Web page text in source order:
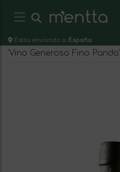
Estás enviando a: España
'Vino Generoso Fino Pando'